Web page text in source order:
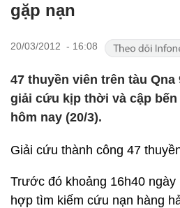
gặp nạn
20/03/2012 - 16:08
47 thuyền viên trên tàu Qna
giải cứu kịp thời và cập
hôm nay (20/3).
Giải cứu thành công 47
Trước đó khoảng 16h40 ngày
hợp tìm kiếm cứu nạn hàng